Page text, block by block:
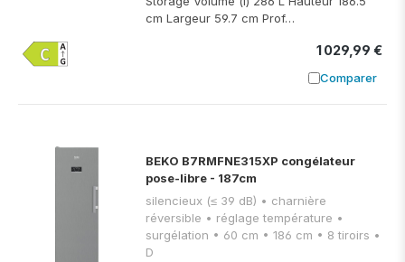
cm Largeur 59.7 cm Prof…
1 029,99 €
Comparer
Ajouter à
BEKO B7RMFNE315XP congélateur
pose-libre - 187cm
silencieux (≤ 39 dB) • charnière
réversible • réglage température •
surgélation • 60 cm • 186 cm • 8 tiroirs •
D